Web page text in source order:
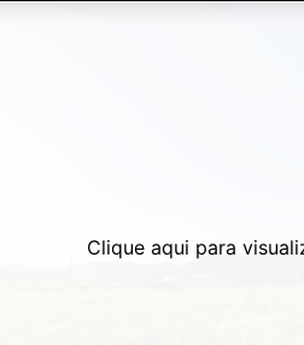
Clique aqui para